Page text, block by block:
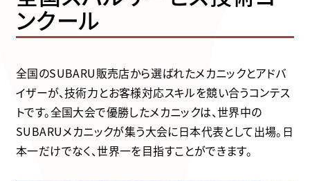
ンクール
全国のSUBARU販売店から選ばれたメカニックとアドバ
イザーが、技術力とお客様対応スキルを競い合うコンテス
トです。全国大会で優勝したメカニックは、世界中の
SUBARUメカニックが集う大会に日本代表として出場。日
本一だけでなく、世界一を目指すことができます。